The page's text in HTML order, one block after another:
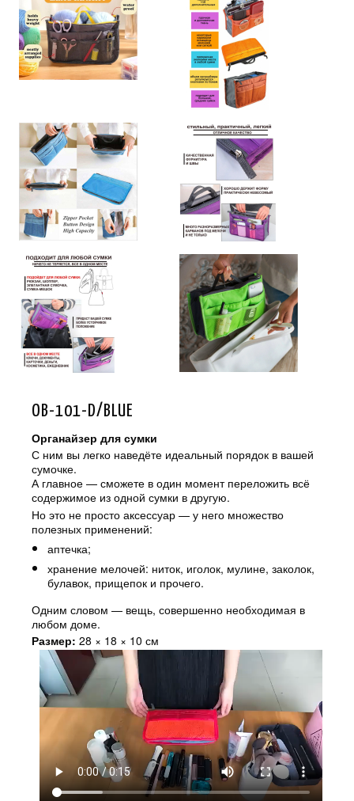
OB-101-D/BLUE
Органайзер для сумки
С ним вы легко наведёте идеальный порядок в вашей
сумочке.
А главное — сможете в один момент переложить всё
содержимое из одной сумки в другую.
Но это не просто аксессуар — у него множество
полезных применений:
аптечка;
хранение мелочей: ниток, иголок, мулине, заколок,
булавок, прищепок и прочего.
Одним словом — вещь, совершенно необходимая в
любом доме.
Размер: 28 × 18 × 10 см